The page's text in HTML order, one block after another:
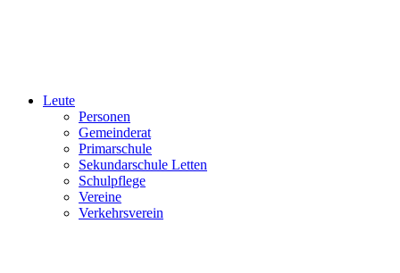
Leute
Personen
Gemeinderat
Primarschule
Sekundarschule Letten
Schulpflege
Vereine
Verkehrsverein